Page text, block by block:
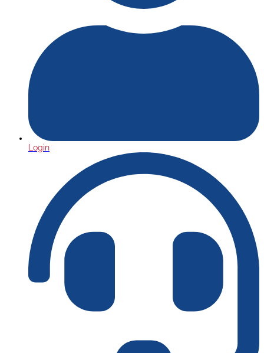
Login